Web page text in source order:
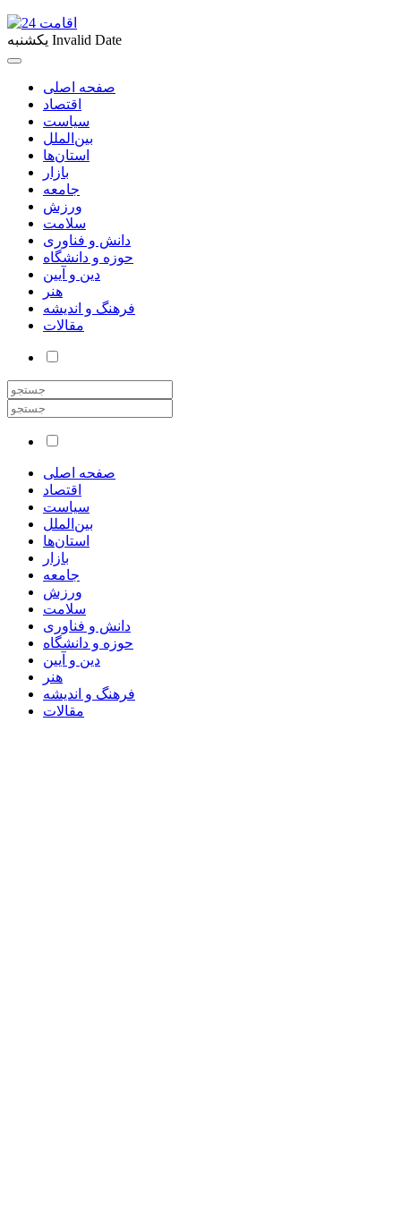
یکشنبه Invalid Date
صفحه اصلی
اقتصاد
سیاست
بین‌الملل
استان‌ها
بازار
جامعه
ورزش
سلامت
دانش و فناوری
حوزه و دانشگاه
دین و آیین
هنر
فرهنگ و اندیشه
مقالات
صفحه اصلی
اقتصاد
سیاست
بین‌الملل
استان‌ها
بازار
جامعه
ورزش
سلامت
دانش و فناوری
حوزه و دانشگاه
دین و آیین
هنر
فرهنگ و اندیشه
مقالات